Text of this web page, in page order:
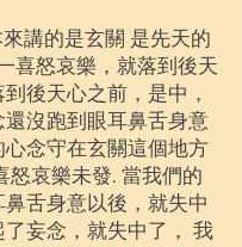
的是玄關 是先天的
喜怒哀樂，就落到後天
後天心之前，是中，
沒跑到眼耳鼻舌身意
心念守在玄關這個地方
怒哀樂未發. 當我們的
舌身意以後，就失中
妄念，就失中了， 我